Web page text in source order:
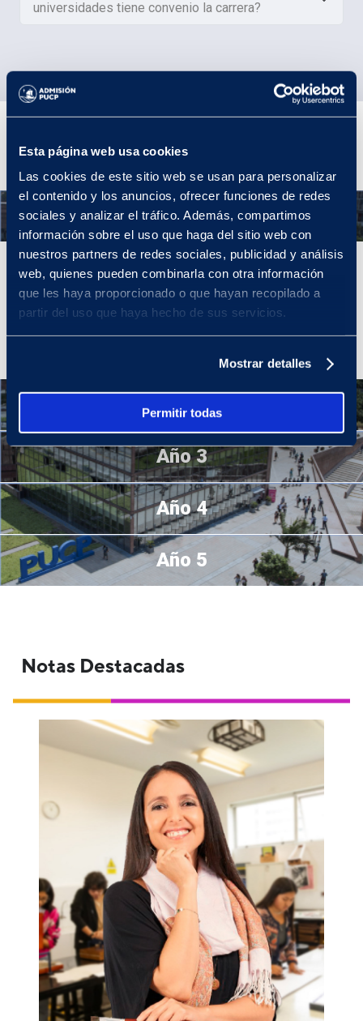
Esta página web usa cookies
Las cookies de este sitio web se usan para personalizar
el contenido y los anuncios, ofrecer funciones de redes
sociales y analizar el tráfico. Además, compartimos
información sobre el uso que haga del sitio web con
nuestros partners de redes sociales, publicidad y análisis
web, quienes pueden combinarla con otra información
que les haya proporcionado o que hayan recopilado a
partir del uso que haya hecho de sus servicios.
Mostrar detalles
Permitir todas
universidades tiene convenio la carrera?
Plan de estudios
Año 1
Año 1
El primer año llevarás cursos que te brindarán los fundamentos
del arte y potenciarán tus competencias en el área, como
Introducción al Arte y al Diseño, Dibujo, Creatividad y
Año 2
Año 3
Año 4
Año 5
Notas Destacadas
Nuestra egresada de Educación Artística,
Johanna Mojorovich, pedagoga y
terapeuta en el Espacio Artístico
ComuniArtes, nos cuenta que Educación
Artística es para ella: artes,
interdisciplinariedad y vínculo contigo
mismo y con el otro.